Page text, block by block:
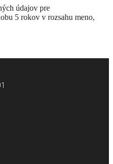
údajov pre
5 rokov v rozsahu meno,